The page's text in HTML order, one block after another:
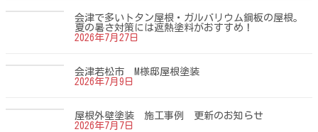
会津で多いトタン屋根・ガルバリウム鋼板の屋根。
夏の暑さ対策には遮熱塗料がおすすめ！
2026年7月27日
会津若松市 M様邸屋根塗装
2026年7月9日
屋根外壁塗装 施工事例 更新のお知らせ
2026年7月7日